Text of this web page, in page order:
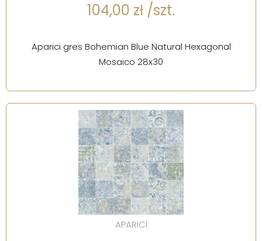
104,00 zł /szt.
Aparici gres Bohemian Blue Natural Hexagonal
Mosaico 28x30
APARICI